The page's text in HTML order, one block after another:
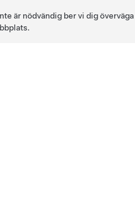
är nödvändig ber vi dig